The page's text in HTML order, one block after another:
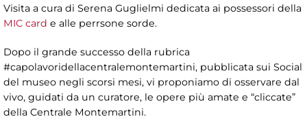
Visita a cura di Serena Guglielmi dedicata ai possessori della
MIC card e alle perrsone sorde.
Dopo il grande successo della rubrica
#capolavoridellacentralemontemartini, pubblicata sui Social
del museo negli scorsi mesi, vi proponiamo di osservare dal
vivo, guidati da un curatore, le opere più amate e “cliccate”
della Centrale Montemartini.